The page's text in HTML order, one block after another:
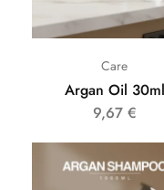
Care
Argan Oil 30ml
9,67 €